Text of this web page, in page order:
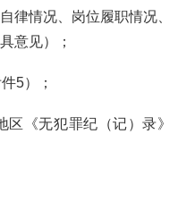
律情况、岗位履职情况、
意见）；
5）；
区《无犯罪纪（记）录》